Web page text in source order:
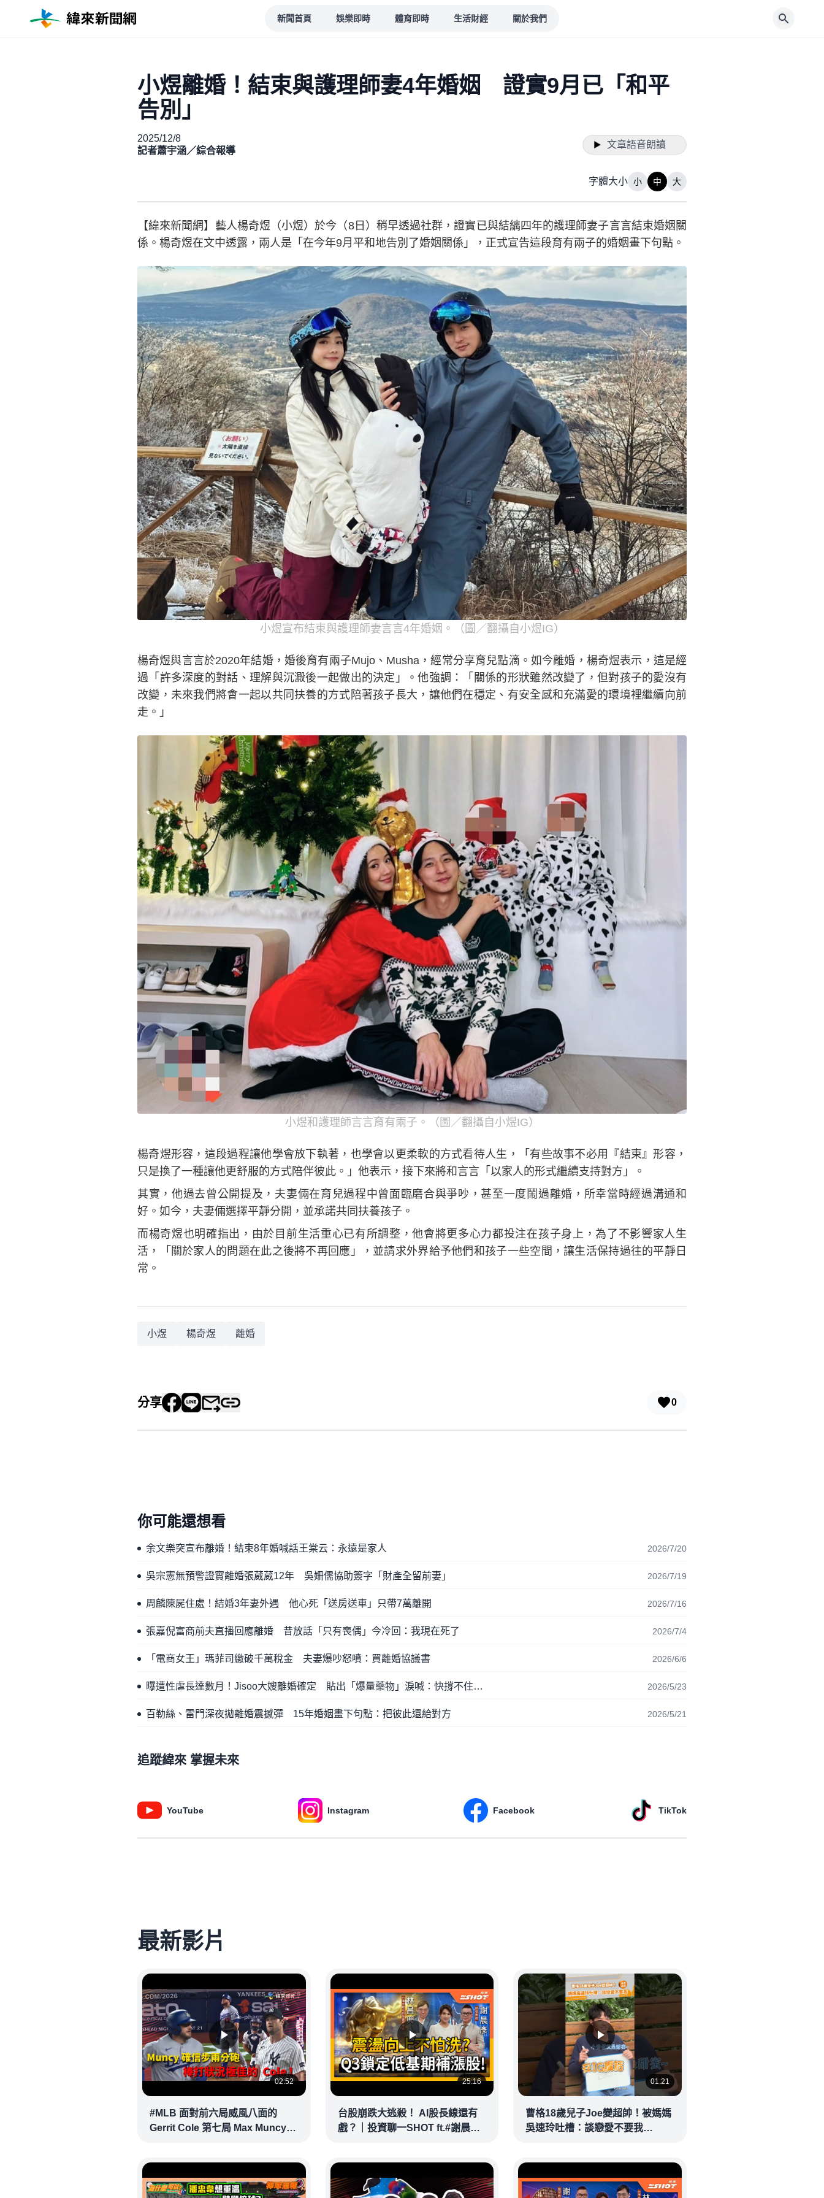
新聞首頁 娛樂即時 體育即時 生活財經 關於我們
小煜離婚！結束與護理師妻4年婚姻 證實9月已「和平
告別」
2025/12/8
記者蕭宇涵／綜合報導
文章語音朗讀
字體大小 小 中 大
【緯來新聞網】藝人楊奇煜（小煜）於今（8日）稍早透過社群，證實已與結縭四年的護理師妻子言言結束婚姻關
係。楊奇煜在文中透露，兩人是「在今年9月平和地告別了婚姻關係」，正式宣告這段育有兩子的婚姻畫下句點。
小煜宣布結束與護理師妻言言4年婚姻。（圖／翻攝自小煜IG）
楊奇煜與言言於2020年結婚，婚後育有兩子Mujo、Musha，經常分享育兒點滴。如今離婚，楊奇煜表示，這是經
過「許多深度的對話、理解與沉澱後一起做出的決定」。他強調：「關係的形狀雖然改變了，但對孩子的愛沒有
改變，未來我們將會一起以共同扶養的方式陪著孩子長大，讓他們在穩定、有安全感和充滿愛的環境裡繼續向前
走。」
小煜和護理師言言育有兩子。（圖／翻攝自小煜IG）
楊奇煜形容，這段過程讓他學會放下執著，也學會以更柔軟的方式看待人生，「有些故事不必用『結束』形容，
只是換了一種讓他更舒服的方式陪伴彼此。」他表示，接下來將和言言「以家人的形式繼續支持對方」。
其實，他過去曾公開提及，夫妻倆在育兒過程中曾面臨磨合與爭吵，甚至一度鬧過離婚，所幸當時經過溝通和
好。如今，夫妻倆選擇平靜分開，並承諾共同扶養孩子。
而楊奇煜也明確指出，由於目前生活重心已有所調整，他會將更多心力都投注在孩子身上，為了不影響家人生
活，「關於家人的問題在此之後將不再回應」，並請求外界給予他們和孩子一些空間，讓生活保持過往的平靜日
常。
小煜 楊奇煜 離婚
分享 0
你可能還想看
余文樂突宣布離婚！結束8年婚喊話王棠云：永遠是家人 2026/7/20
吳宗憲無預警證實離婚張葳葳12年 吳姍儒協助簽字「財產全留前妻」 2026/7/19
周麟陳屍住處！結婚3年妻外遇 他心死「送房送車」只帶7萬離開 2026/7/16
張嘉倪富商前夫直播回應離婚 昔放話「只有喪偶」今冷回：我現在死了 2026/7/4
「電商女王」瑪菲司繳破千萬稅金 夫妻爆吵怒噴：買離婚協議書 2026/6/6
曝遭性虐長達數月！Jisoo大嫂離婚確定 貼出「爆量藥物」淚喊：快撐不住… 2026/5/23
百勒絲、雷門深夜拋離婚震撼彈 15年婚姻畫下句點：把彼此還給對方 2026/5/21
追蹤緯來 掌握未來
YouTube Instagram Facebook TikTok
最新影片
02:52
#MLB 面對前六局威風八面的
Gerrit Cole 第七局 Max Muncy
25:16
台股崩跌大逃殺！ AI股長線還有
戲？｜投資聊一SHOT ft.#謝晨彥
01:21
曹格18歲兒子Joe變超帥！被媽媽
吳速玲吐槽：談戀愛不要我